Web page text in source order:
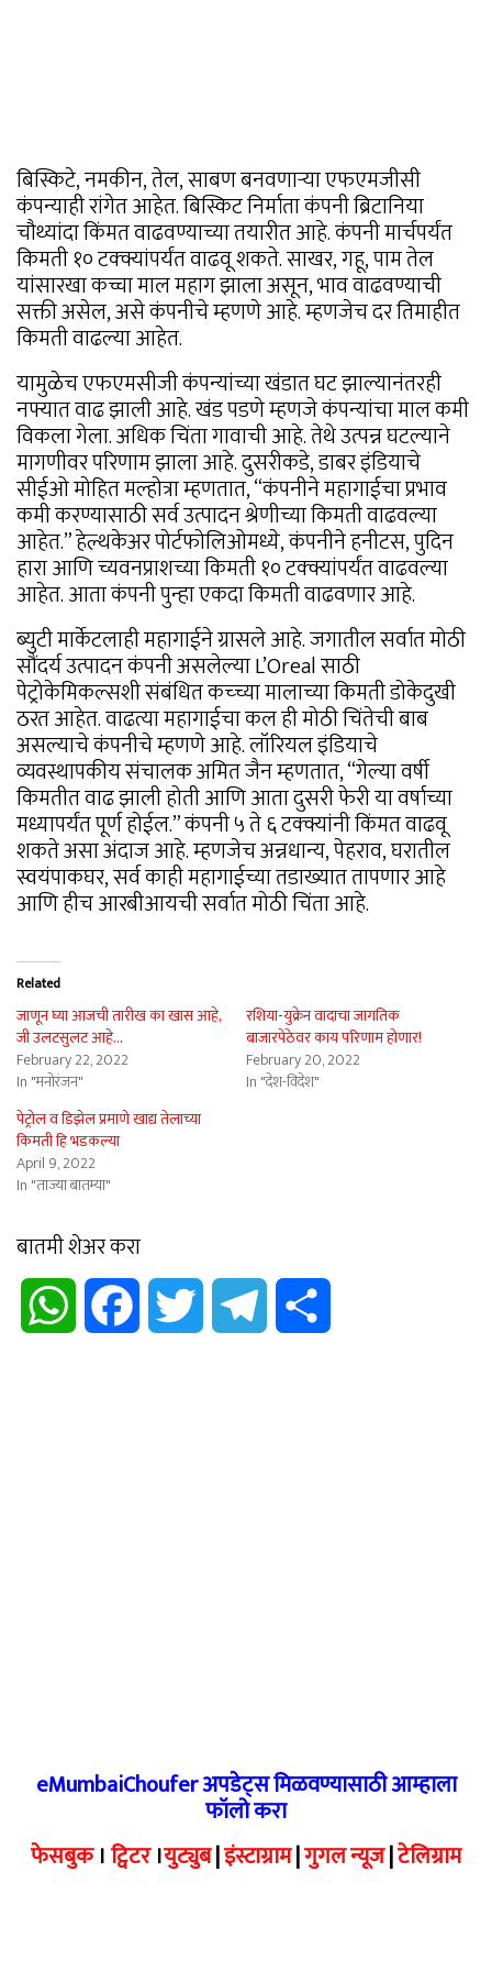
बिस्किटे, नमकीन, तेल, साबण बनवणाऱ्या एफएमजीसी
कंपन्याही रांगेत आहेत. बिस्किट निर्माता कंपनी ब्रिटानिया
चौथ्यांदा किंमत वाढवण्याच्या तयारीत आहे. कंपनी मार्चपर्यंत
किमती १० टक्क्यांपर्यंत वाढवू शकते. साखर, गहू, पाम तेल
यांसारखा कच्चा माल महाग झाला असून, भाव वाढवण्याची
सक्ती असेल, असे कंपनीचे म्हणणे आहे. म्हणजेच दर तिमाहीत
किमती वाढल्या आहेत.
यामुळेच एफएमसीजी कंपन्यांच्या खंडात घट झाल्यानंतरही
नफ्यात वाढ झाली आहे. खंड पडणे म्हणजे कंपन्यांचा माल कमी
विकला गेला. अधिक चिंता गावाची आहे. तेथे उत्पन्न घटल्याने
मागणीवर परिणाम झाला आहे. दुसरीकडे, डाबर इंडियाचे
सीईओ मोहित मल्होत्रा ​​म्हणतात, “कंपनीने महागाईचा प्रभाव
कमी करण्यासाठी सर्व उत्पादन श्रेणीच्या किमती वाढवल्या
आहेत.” हेल्थकेअर पोर्टफोलिओमध्ये, कंपनीने हनीटस, पुदिन
हारा आणि च्यवनप्राशच्या किमती १० टक्क्यांपर्यंत वाढवल्या
आहेत. आता कंपनी पुन्हा एकदा किमती वाढवणार आहे.
ब्युटी मार्केटलाही महागाईने ग्रासले आहे. जगातील सर्वात मोठी
सौंदर्य उत्पादन कंपनी असलेल्या L’Oreal साठी
पेट्रोकेमिकल्सशी संबंधित कच्च्या मालाच्या किमती डोकेदुखी
ठरत आहेत. वाढत्या महागाईचा कल ही मोठी चिंतेची बाब
असल्याचे कंपनीचे म्हणणे आहे. लॉरियल इंडियाचे
व्यवस्थापकीय संचालक अमित जैन म्हणतात, “गेल्या वर्षी
किमतीत वाढ झाली होती आणि आता दुसरी फेरी या वर्षाच्या
मध्यापर्यंत पूर्ण होईल.” कंपनी ५ ते ६ टक्क्यांनी किंमत वाढवू
शकते असा अंदाज आहे. म्हणजेच अन्नधान्य, पेहराव, घरातील
स्वयंपाकघर, सर्व काही महागाईच्या तडाख्यात तापणार आहे
आणि हीच आरबीआयची सर्वात मोठी चिंता आहे.
Related
जाणून घ्या आजची तारीख का खास आहे,
जी उलटसुलट आहे…
February 22, 2022
In "मनोरंजन"
रशिया-युक्रेन वादाचा जागतिक
बाजारपेठेवर काय परिणाम होणार!
February 20, 2022
In "देश-विदेश"
पेट्रोल व डिझेल प्रमाणे खाद्य तेलाच्या
किमती हि भडकल्या
April 9, 2022
In "ताज्या बातम्या"
बातमी शेअर करा
WhatsApp Facebook Twitter Telegram
eMumbaiChoufer अपडेट्स मिळवण्यासाठी आम्हाला
फॉलो करा
फेसबुक।ट्विटर।युट्युब|इंस्टाग्राम|गुगल न्यूज|टेलिग्राम